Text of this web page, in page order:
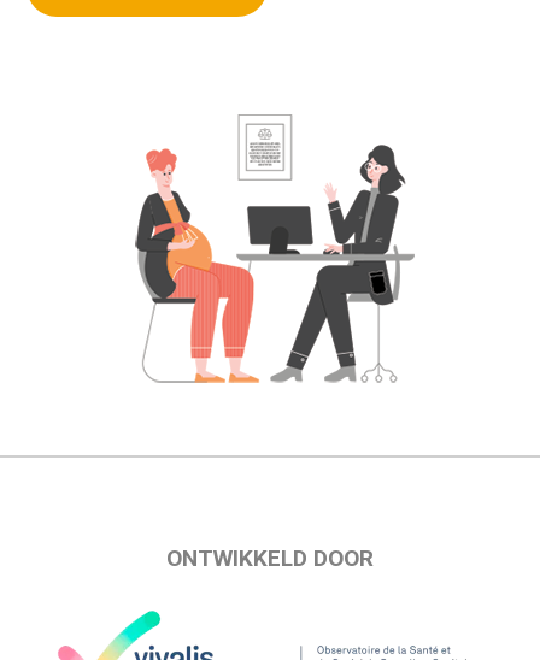
ONTWIKKELD DOOR